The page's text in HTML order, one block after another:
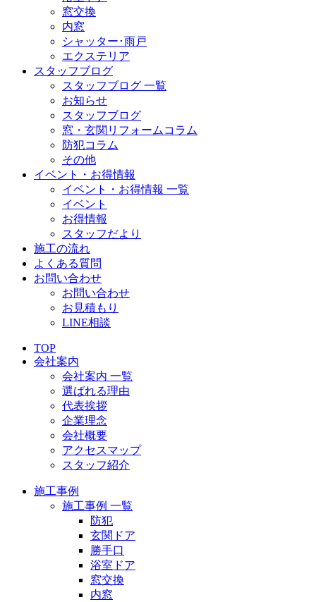
窓交換
内窓
シャッター･雨戸
エクステリア
スタッフブログ
スタッフブログ 一覧
お知らせ
スタッフブログ
窓・玄関リフォームコラム
防犯コラム
その他
イベント・お得情報
イベント・お得情報 一覧
イベント
お得情報
スタッフだより
施工の流れ
よくある質問
お問い合わせ
お問い合わせ
お見積もり
LINE相談
TOP
会社案内
会社案内 一覧
選ばれる理由
代表挨拶
企業理念
会社概要
アクセスマップ
スタッフ紹介
施工事例
施工事例 一覧
防犯
玄関ドア
勝手口
浴室ドア
窓交換
内窓